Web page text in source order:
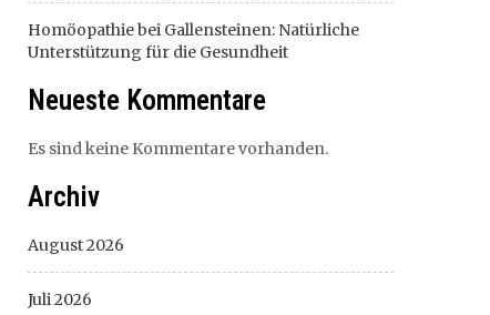
Homöopathie bei Gallensteinen: Natürliche
Unterstützung für die Gesundheit
Neueste Kommentare
Es sind keine Kommentare vorhanden.
Archiv
August 2026
Juli 2026